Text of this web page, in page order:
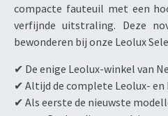
compacte fauteuil met een
verfijnde uitstraling. Deze
bewonderen bij onze Leolux
✔ De enige Leolux-winkel van
✔ Altijd de complete Leolux-
✔ Als eerste de nieuwste